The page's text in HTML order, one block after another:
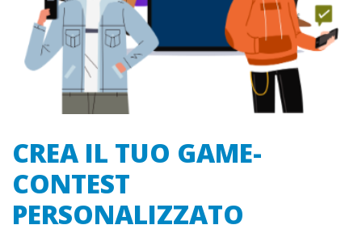
CREA IL TUO GAME-
CONTEST
PERSONALIZZATO